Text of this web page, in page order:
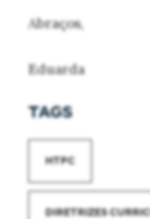
Abraços,
Eduarda
TAGS
HTPC
DIRETRIZES